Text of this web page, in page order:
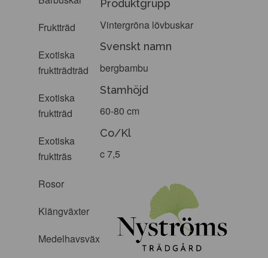
Fruktträd
Exotiska
fruktträdträd
Exotiska
fruktträd
Exotiska
fruktträs
Rosor
Klängväxter
Medelhavsväxter
Produktgrupp
Vintergröna lövbuskar
Svenskt namn
bergbambu
Stamhöjd
60-80 cm
Co/Kl
c 7,5